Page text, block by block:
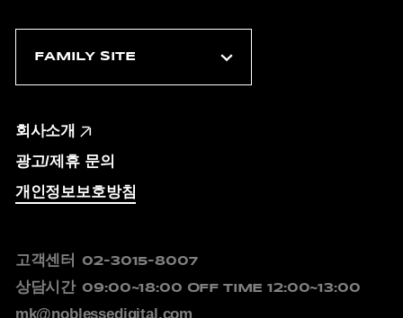
회사소개
광고/제휴 문의
개인정보보호방침
고객센터 02-3015-8007
상담시간 09:00~18:00 OFF TIME 12:00~13:00
mk@noblessedigital.com